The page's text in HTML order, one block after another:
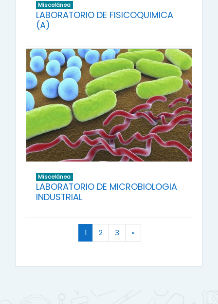
Miscelánea
LABORATORIO DE FISICOQUIMICA
(A)
Miscelánea
LABORATORIO DE MICROBIOLOGIA
INDUSTRIAL
1 (actual)
2 3 »